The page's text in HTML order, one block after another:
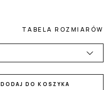
TABELA ROZMIARÓW
DODAJ DO KOSZYKA